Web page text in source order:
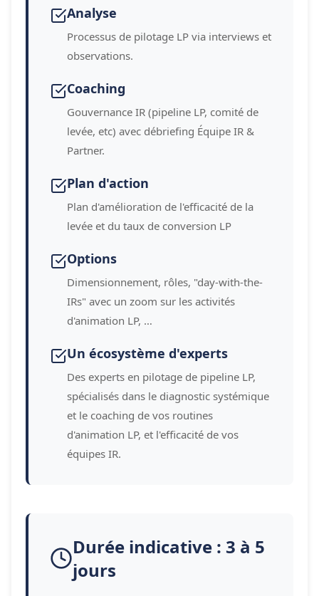
Analyse
Processus de pilotage LP via interviews et
observations.
Coaching
Gouvernance IR (pipeline LP, comité de
levée, etc) avec débriefing Équipe IR &
Partner.
Plan d'action
Plan d'amélioration de l'efficacité de la
levée et du taux de conversion LP
Options
Dimensionnement, rôles, "day-with-the-
IRs" avec un zoom sur les activités
d'animation LP, …
Un écosystème d'experts
Des experts en pilotage de pipeline LP,
spécialisés dans le diagnostic systémique
et le coaching de vos routines
d'animation LP, et l'efficacité de vos
équipes IR.
Durée indicative : 3 à 5
jours